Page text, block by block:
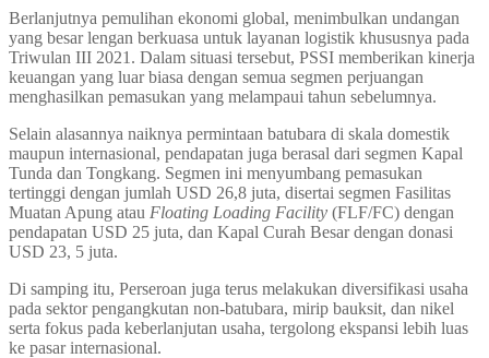
Berlanjutnya pemulihan ekonomi global, menimbulkan undangan
yang besar lengan berkuasa untuk layanan logistik khususnya pada
Triwulan III 2021. Dalam situasi tersebut, PSSI memberikan kinerja
keuangan yang luar biasa dengan semua segmen perjuangan
menghasilkan pemasukan yang melampaui tahun sebelumnya.
Selain alasannya naiknya permintaan batubara di skala domestik
maupun internasional, pendapatan juga berasal dari segmen Kapal
Tunda dan Tongkang. Segmen ini menyumbang pemasukan
tertinggi dengan jumlah USD 26,8 juta, disertai segmen Fasilitas
Muatan Apung atau Floating Loading Facility (FLF/FC) dengan
pendapatan USD 25 juta, dan Kapal Curah Besar dengan donasi
USD 23, 5 juta.
Di samping itu, Perseroan juga terus melakukan diversifikasi usaha
pada sektor pengangkutan non-batubara, mirip bauksit, dan nikel
serta fokus pada keberlanjutan usaha, tergolong ekspansi lebih luas
ke pasar internasional.